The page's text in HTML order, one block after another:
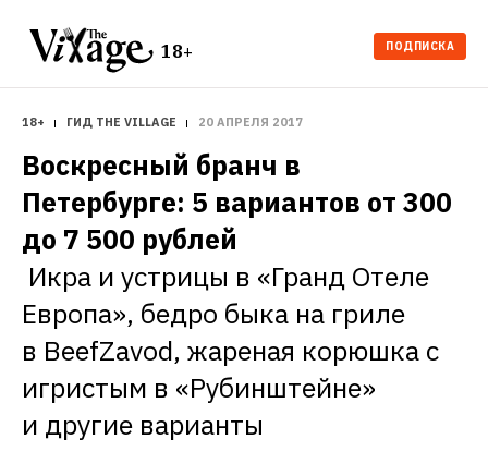
18+ ПОДПИСКА
18+ ГИД THE VILLAGE 20 АПРЕЛЯ 2017
Воскресный бранч в
Петербурге: 5 вариантов от 300
Икра и устрицы в «Гранд Отеле
Европа», бедро быка на гриле
в BeefZavod, жареная корюшка с
игристым в «Рубинштейне»